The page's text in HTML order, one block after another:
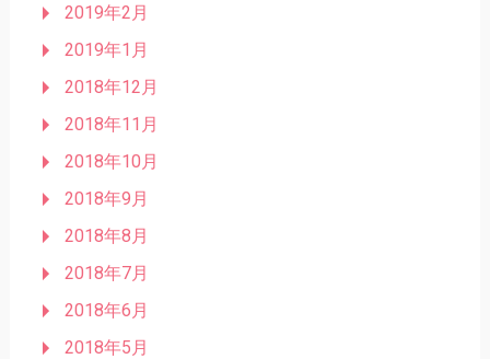
2019年2月
2019年1月
2018年12月
2018年11月
2018年10月
2018年9月
2018年8月
2018年7月
2018年6月
2018年5月